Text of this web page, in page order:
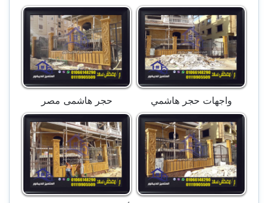
واجهات حجر هاشمي حجر هاشمى مصر